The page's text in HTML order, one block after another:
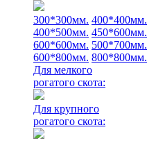
300*300мм. 400*400мм.
400*500мм. 450*600мм.
600*600мм. 500*700мм.
600*800мм. 800*800мм.
Для мелкого
рогатого скота:
Для крупного
рогатого скота: